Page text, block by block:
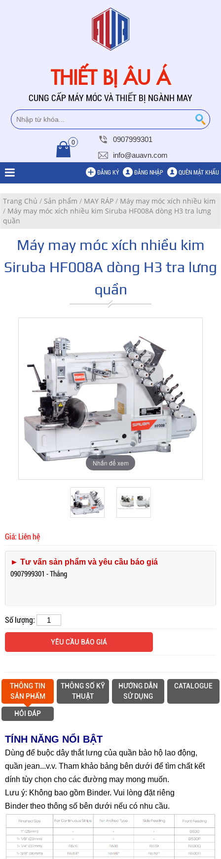
THIẾT BỊ ÂU Á
CUNG CẤP MÁY MÓC VÀ THIẾT BỊ NGÀNH MAY
0
0907999301
info@auavn.com
ĐĂNG KÝ ĐĂNG NHẬP QUÊN MẬT KHẨU
Trang Chủ / Sản phẩm / MAY RÁP / Máy may móc xích nhiều kim
/ Máy may móc xích nhiều kim Siruba HF008A dòng H3 tra lưng
quần
Máy may móc xích nhiều kim
Siruba HF008A dòng H3 tra lưng
quần
Nhấn để xem
Nhấn để xem
Giá: Liên hệ
► Tư vấn sản phẩm và yêu cầu báo giá
0907999301 - Thắng
Số lượng:
YÊU CẦU BÁO GIÁ
THÔNG TIN
SẢN PHẨM
THÔNG SỐ KỸ
THUẬT
HƯỚNG DẪN
SỬ DỤNG
CATALOGUE
HỎI ĐÁP
TÍNH NĂNG NỔI BẬT
Dùng để buộc dây thắt lưng của quần bảo hộ lao động,
quần jean...v.v. Tham khảo bảng bên dưới để tìm chất kết
dính tùy chọn cho các đường may mong muốn.
Lưu ý: Không bao gồm Binder. Vui lòng đặt riêng
Binder theo thông số bên dưới nếu có nhu cầu.